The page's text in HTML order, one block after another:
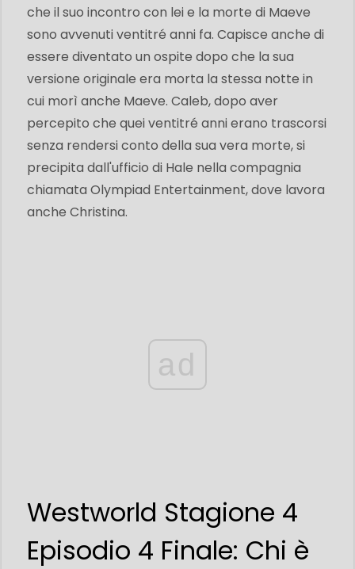
che il suo incontro con lei e la morte di Maeve
sono avvenuti ventitré anni fa. Capisce anche di
essere diventato un ospite dopo che la sua
versione originale era morta la stessa notte in
cui morì anche Maeve. Caleb, dopo aver
percepito che quei ventitré anni erano trascorsi
senza rendersi conto della sua vera morte, si
precipita dall'ufficio di Hale nella compagnia
chiamata Olympiad Entertainment, dove lavora
anche Christina.
ad
Westworld Stagione 4
Episodio 4 Finale: Chi è